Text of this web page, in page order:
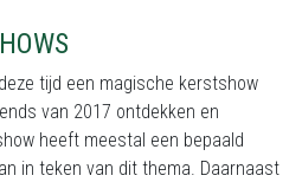
tijd een magische kerstshow
van 2017 ontdekken en
heeft meestal een bepaald
in teken van dit thema. Daarnaast